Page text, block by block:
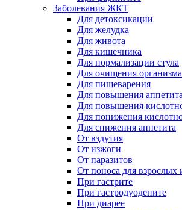
Заболевания ЖКТ
Для детоксикации
Для желудка
Для живота
Для кишечника
Для нормализации стула
Для очищения организма
Для пищеварения
Для повышения аппетита
Для повышения
Для понижения
Для снижения аппетита
От вздутия
От изжоги
От паразитов
От поноса для взрослых
При гастрите
При гастродуодените
При диарее